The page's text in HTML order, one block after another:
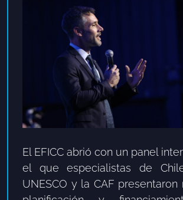
El EFICC abrió con un panel
el que especialistas de
UNESCO y la CAF